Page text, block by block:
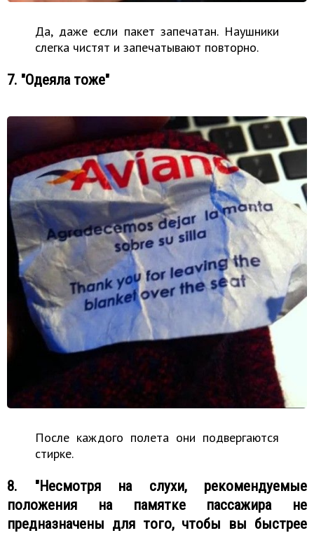
Да, даже если пакет запечатан. Наушники
слегка чистят и запечатывают повторно.
7. "Одеяла тоже"
После каждого полета они подвергаются
стирке.
8. "Несмотря на слухи, рекомендуемые
положения на памятке пассажира не
предназначены для того, чтобы вы быстрее